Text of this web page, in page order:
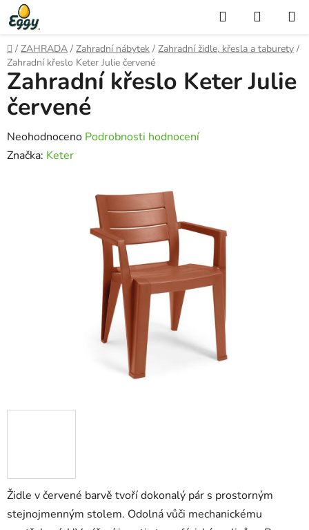
Přejít
na
obsah
Hledat
KOŠÍK
Domů
/ ZAHRADA / Zahradní nábytek / Zahradní židle, křesla a taburety /
Zahradní křeslo Keter Julie červené
Židle v červené barvě tvoří dokonalý pár s prostorným
stejnojmenným stolem. Odolná vůči mechanickému
Zahradní křeslo Keter Julie
červené
Průměrné
hodnocení
Neohodnoceno Podrobnosti hodnocení
Značka: Keter